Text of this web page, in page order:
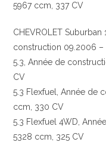
5967 ccm, 337 CV
CHEVROLET
construction 09.2006 –
5.3, Année de
CV
5.3 Flexfuel, Année de
ccm, 330 CV
5.3 Flexfuel 4WD,
5328 ccm, 325 CV